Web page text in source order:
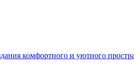
комфортного и уютного